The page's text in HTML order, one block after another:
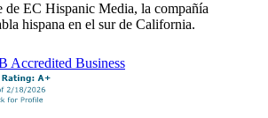
de EC Hispanic Media, la compañía
hispana en el sur de California.
Accredited Business